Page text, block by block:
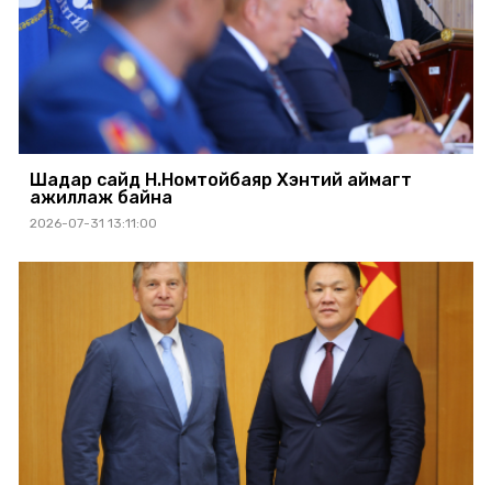
Шадар сайд Н.Номтойбаяр Хэнтий аймагт
ажиллаж байна
2026-07-31 13:11:00